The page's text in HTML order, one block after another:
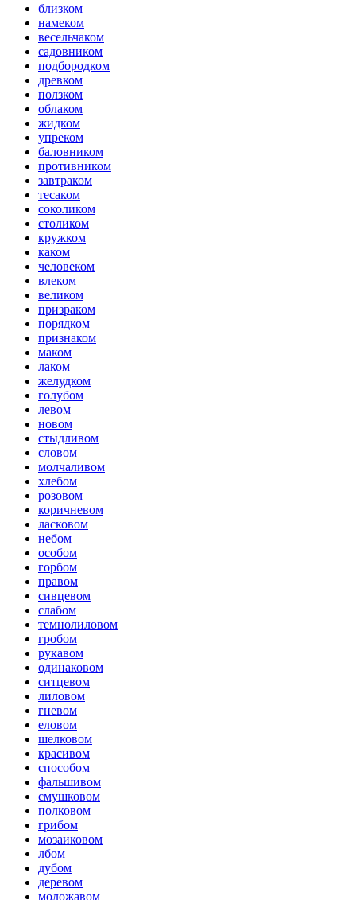
близком
намеком
весельчаком
садовником
подбородком
древком
ползком
облаком
жидком
упреком
баловником
противником
завтраком
тесаком
соколиком
столиком
кружком
каком
человеком
влеком
великом
призраком
порядком
признаком
маком
лаком
желудком
голубом
левом
новом
стыдливом
словом
молчаливом
хлебом
розовом
коричневом
ласковом
небом
особом
горбом
правом
сивцевом
слабом
темнолиловом
гробом
рукавом
одинаковом
ситцевом
лиловом
гневом
еловом
шелковом
красивом
способом
фальшивом
смушковом
полковом
грибом
мозаиковом
лбом
дубом
деревом
моложавом